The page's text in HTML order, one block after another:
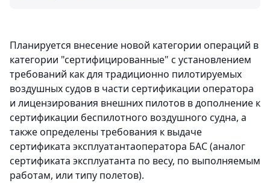
Планируется внесение новой категории операций в
категории "сертифицированные" с установлением
требований как для традиционно пилотируемых
воздушных судов в части сертификации оператора
и лицензирования внешних пилотов в дополнение к
сертификации беспилотного воздушного судна, а
также определены требования к выдаче
сертификата эксплуатантаоператора БАС (аналог
сертификата эксплуатанта по весу, по выполняемым
работам, или типу полетов).